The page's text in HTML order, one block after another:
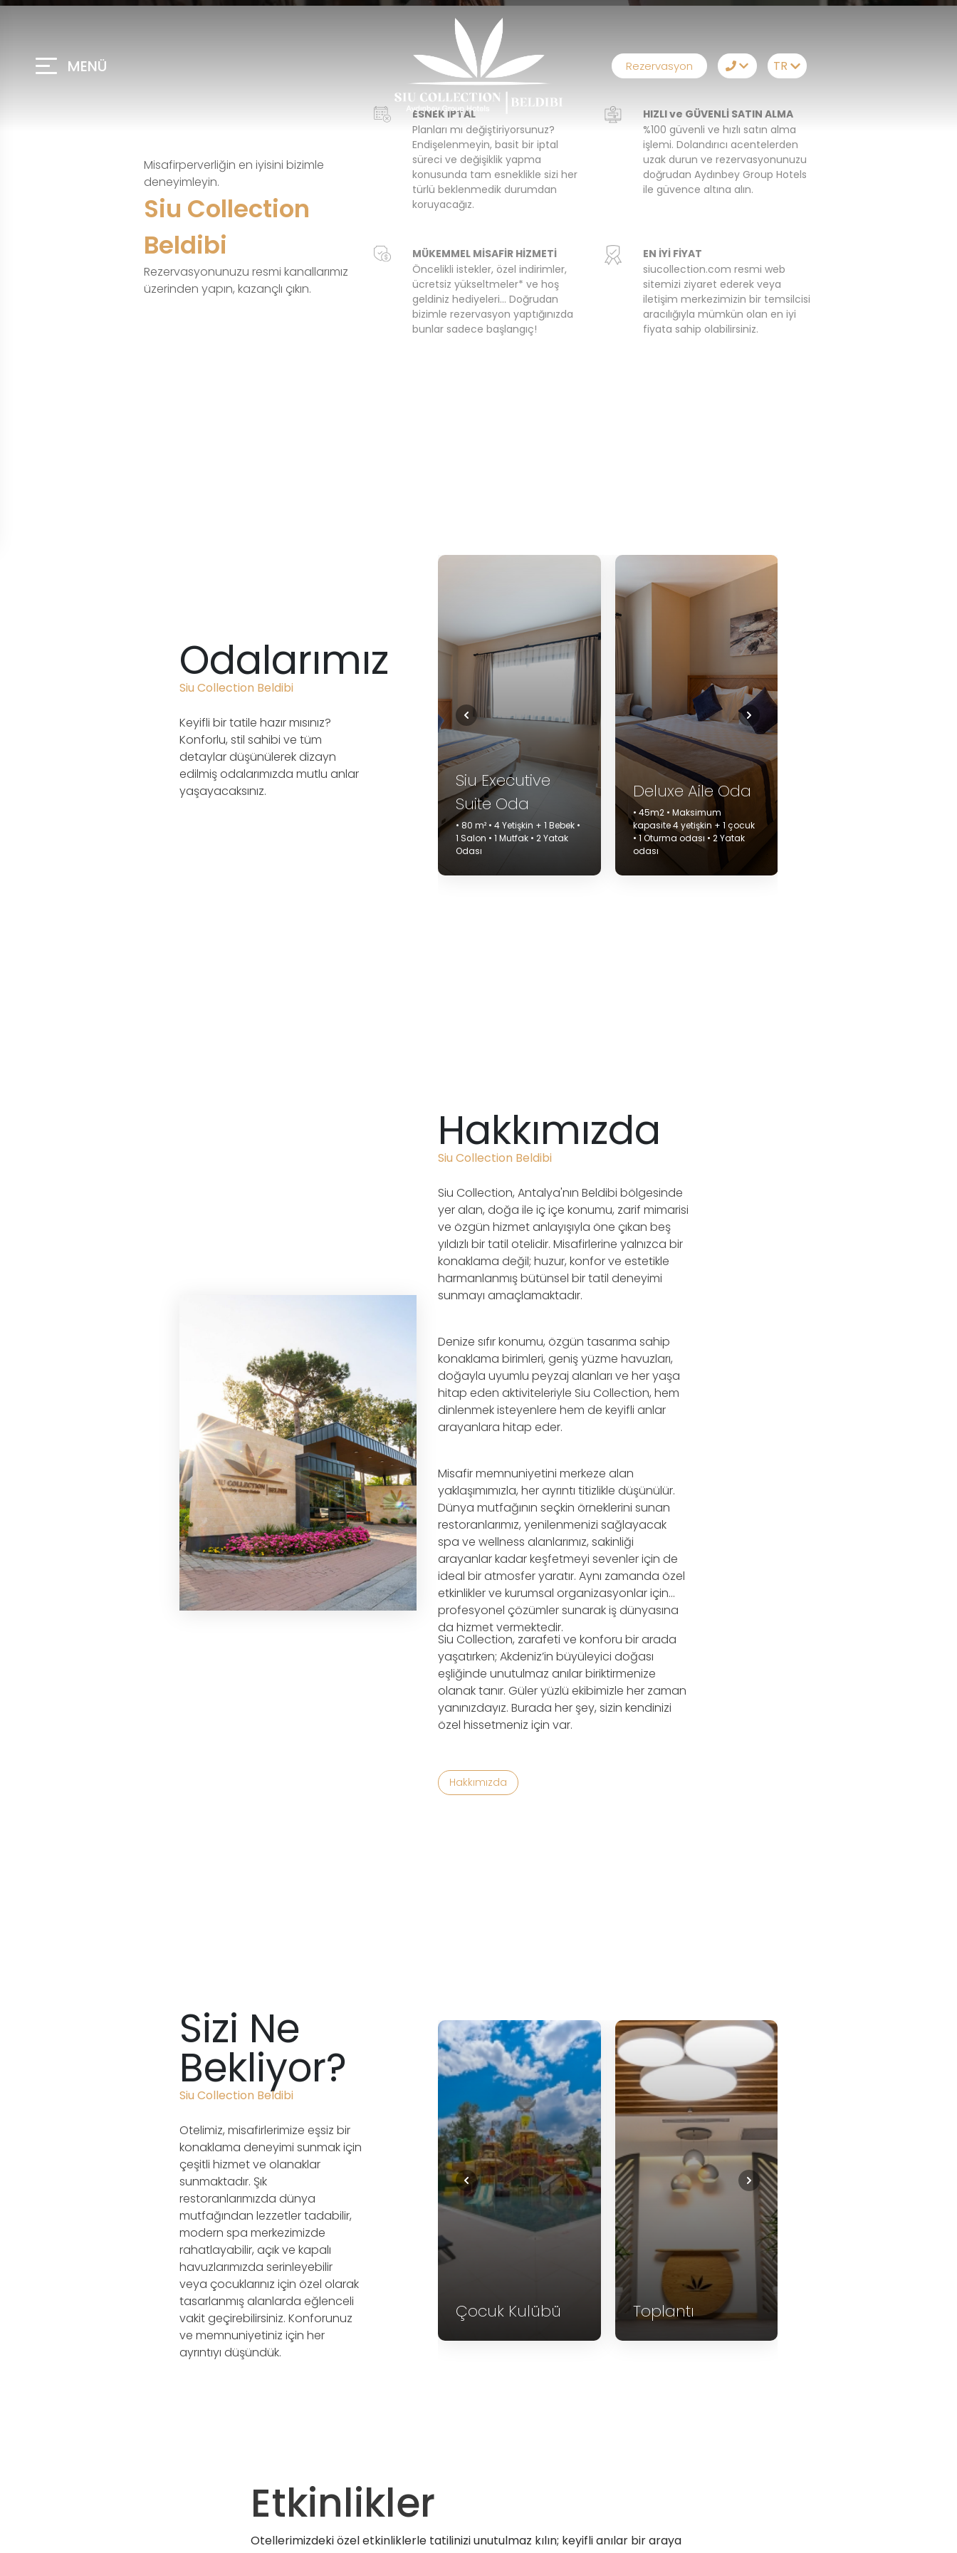
MENÜ Rezervasyon
Whatsapp
Telegram
Messenger
TR
EN
RU
Misafirperverliğin en iyisini bizimle
deneyimleyin.
Siu Collection
Beldibi
Rezervasyonunuzu resmi kanallarımız
üzerinden yapın, kazançlı çıkın.
ESNEK İPTAL
Planları mı değiştiriyorsunuz?
Endişelenmeyin, basit bir iptal
süreci ve değişiklik yapma
konusunda tam esneklikle sizi her
türlü beklenmedik durumdan
koruyacağız.
HIZLI ve GÜVENLİ SATIN ALMA
%100 güvenli ve hızlı satın alma
işlemi. Dolandırıcı acentelerden
uzak durun ve rezervasyonunuzu
doğrudan Aydınbey Group Hotels
ile güvence altına alın.
MÜKEMMEL MİSAFİR HİZMETİ
Öncelikli istekler, özel indirimler,
ücretsiz yükseltmeler* ve hoş
geldiniz hediyeleri... Doğrudan
bizimle rezervasyon yaptığınızda
bunlar sadece başlangıç!
EN İYİ FİYAT
siucollection.com resmi web
sitemizi ziyaret ederek veya
iletişim merkezimizin bir temsilcisi
aracılığıyla mümkün olan en iyi
fiyata sahip olabilirsiniz.
Odalarımız
Siu Collection Beldibi
Keyifli bir tatile hazır mısınız?
Konforlu, stil sahibi ve tüm
detaylar düşünülerek dizayn
edilmiş odalarımızda mutlu anlar
yaşayacaksınız.
Aile Suit Oda
Siu Executive
• 80 m² • 4 Yetişkin + 1 Bebek •
Deluxe Aile Oda
• 45m2 • Maksimum
kapasite 4 yetişkin + 1 çocuk
• 1 Oturma odası • 2 Yatak
Grand Deluxe
Aile Oda
• 48 m² • Maksimum
kapasite 4 Yetişkin + 1 Bebek •
1 Salon • 1 Yatak Odası
Hakkımızda
Siu Collection Beldibi
Siu Collection, Antalya'nın Beldibi bölgesinde
yer alan, doğa ile iç içe konumu, zarif mimarisi
ve özgün hizmet anlayışıyla öne çıkan beş
yıldızlı bir tatil otelidir. Misafirlerine yalnızca bir
konaklama değil; huzur, konfor ve estetikle
harmanlanmış bütünsel bir tatil deneyimi
sunmayı amaçlamaktadır.
Denize sıfır konumu, özgün tasarıma sahip
konaklama birimleri, geniş yüzme havuzları,
doğayla uyumlu peyzaj alanları ve her yaşa
hitap eden aktiviteleriyle Siu Collection, hem
dinlenmek isteyenlere hem de keyifli anlar
arayanlara hitap eder.
Misafir memnuniyetini merkeze alan
yaklaşımımızla, her ayrıntı titizlikle düşünülür.
Dünya mutfağının seçkin örneklerini sunan
restoranlarımız, yenilenmenizi sağlayacak
spa ve wellness alanlarımız, sakinliği
arayanlar kadar keşfetmeyi sevenler için de
ideal bir atmosfer yaratır. Aynı zamanda özel
etkinlikler ve kurumsal organizasyonlar için
profesyonel çözümler sunarak iş dünyasına
da hizmet vermektedir.
Siu Collection, zarafeti ve konforu bir arada
yaşatırken; Akdeniz’in büyüleyici doğası
eşliğinde unutulmaz anılar biriktirmenize
olanak tanır. Güler yüzlü ekibimizle her zaman
yanınızdayız. Burada her şey, sizin kendinizi
özel hissetmeniz için var.
Hakkımızda
Sizi Ne
Bekliyor?
Siu Collection Beldibi
Otelimiz, misafirlerimize eşsiz bir
konaklama deneyimi sunmak için
çeşitli hizmet ve olanaklar
sunmaktadır. Şık
restoranlarımızda dünya
mutfağından lezzetler tadabilir,
modern spa merkezimizde
rahatlayabilir, açık ve kapalı
havuzlarımızda serinleyebilir
veya çocuklarınız için özel olarak
tasarlanmış alanlarda eğlenceli
vakit geçirebilirsiniz. Konforunuz
ve memnuniyetiniz için her
ayrıntıyı düşündük.
Galeri Çocuk Kulübü Toplantı
Arsiya Yunan A
La Carte
Restoran
Etkinlikler
Otellerimizdeki özel etkinliklerle tatilinizi unutulmaz kılın; keyifli anılar bir araya